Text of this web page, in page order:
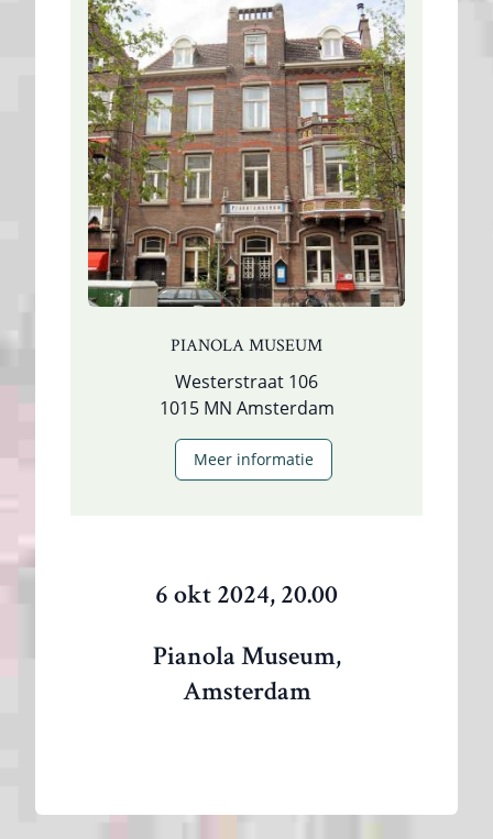
PIANOLA MUSEUM
Westerstraat 106
1015 MN Amsterdam
Meer informatie
6 okt 2024, 20.00
Pianola Museum,
Amsterdam